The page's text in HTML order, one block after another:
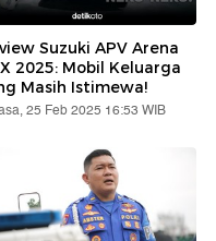
Suzuki APV Arena
2025: Mobil Keluarga
Masih Istimewa!
25 Feb 2025 16:53 WIB